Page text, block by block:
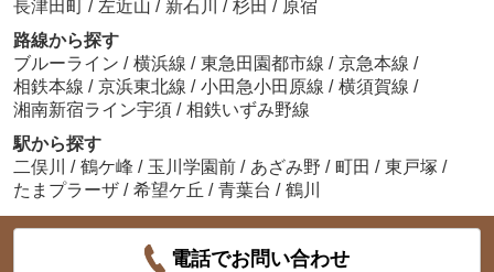
長津田町 / 左近山 / 新石川 / 杉田 / 原宿
路線から探す
ブルーライン / 横浜線 / 東急田園都市線 / 京急本線 /
相鉄本線 / 京浜東北線 / 小田急小田原線 / 横須賀線 /
湘南新宿ライン宇須 / 相鉄いずみ野線
駅から探す
二俣川
/ 鶴ケ峰 / 玉川学園前 / あざみ野 / 町田 / 東戸塚 /
たまプラーザ / 希望ケ丘 / 青葉台 / 鶴川
電話でお問い合わせ